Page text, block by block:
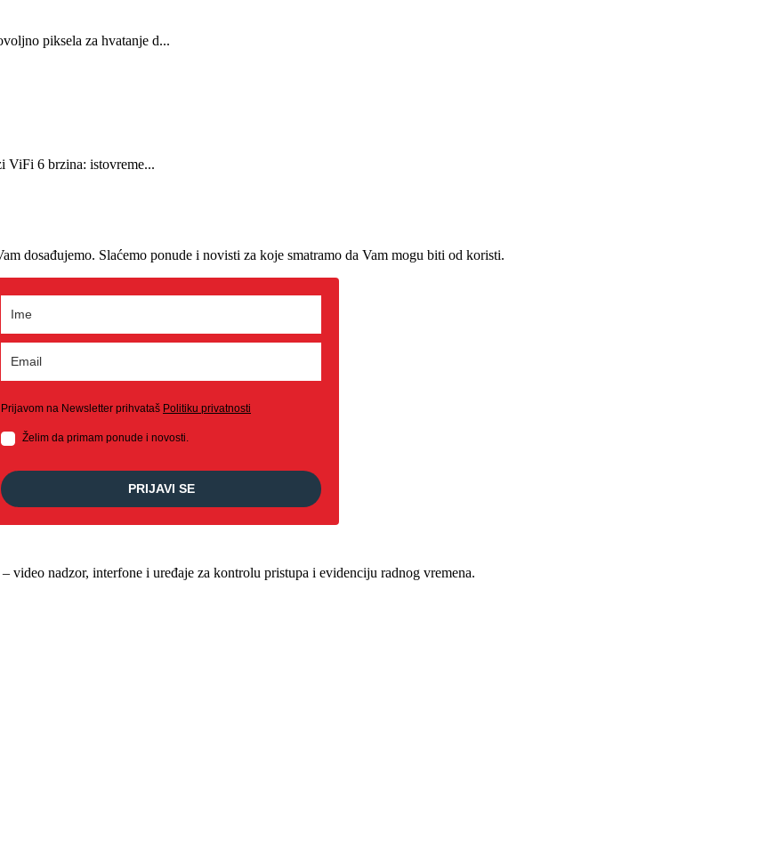
piksela za hvatanje d...
ViFi 6 brzina: istovreme...
dosađujemo. Slaćemo ponude i novisti za koje smatramo da Vam mogu biti od koristi.
Prijavom na Newsletter prihvataš Politiku privatnosti
Želim da primam ponude i novosti.
PRIJAVI SE
video nadzor, interfone i uređaje za kontrolu pristupa i evidenciju radnog vremena.